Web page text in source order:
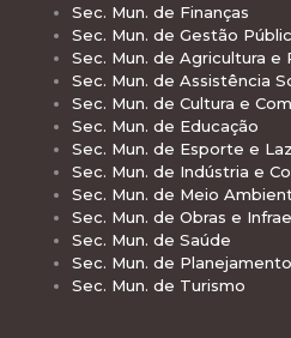
Sec. Mun. de Finanças
Sec. Mun. de Gestão
Sec. Mun. de Agricultura e
Sec. Mun. de Assistência
Sec. Mun. de Cultura e
Sec. Mun. de Educação
Sec. Mun. de Esporte e
Sec. Mun. de Indústria e
Sec. Mun. de Meio
Sec. Mun. de Obras e
Sec. Mun. de Saúde
Sec. Mun. de
Sec. Mun. de Turismo